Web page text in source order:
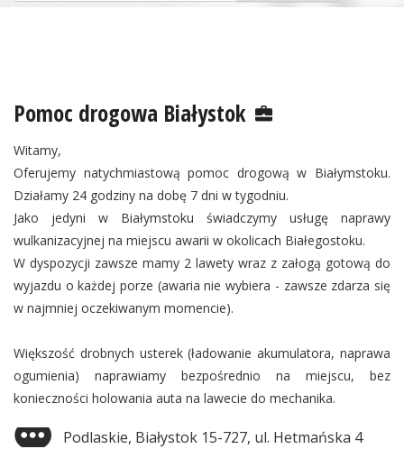
Pomoc drogowa Białystok
Witamy,
Oferujemy natychmiastową pomoc drogową w Białymstoku.
Działamy 24 godziny na dobę 7 dni w tygodniu.
Jako jedyni w Białymstoku świadczymy usługę naprawy
wulkanizacyjnej na miejscu awarii w okolicach Białegostoku.
W dyspozycji zawsze mamy 2 lawety wraz z załogą gotową do
wyjazdu o każdej porze (awaria nie wybiera - zawsze zdarza się
w najmniej oczekiwanym momencie).
Większość drobnych usterek (ładowanie akumulatora, naprawa
ogumienia) naprawiamy bezpośrednio na miejscu, bez
konieczności holowania auta na lawecie do mechanika.
Podlaskie, Białystok 15-727, ul. Hetmańska 4